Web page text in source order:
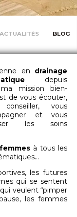
ACTUALITÉS BLOG
en drainage
depuis
ma mission bien-
de vous écouter,
vous
et vous
les soins
femmes à tous les
les futures
qui se sentent
veulent “pimper
les femmes